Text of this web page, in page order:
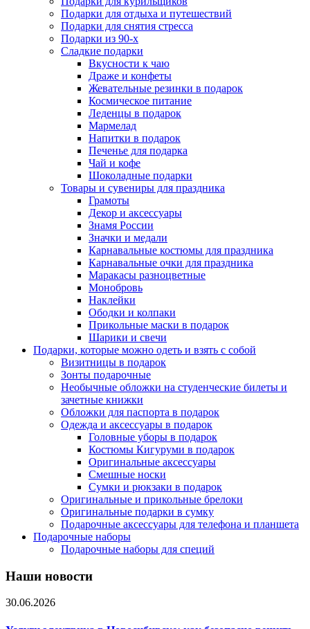
Подарки для отдыха и путешествий
Подарки для снятия стресса
Подарки из 90-х
Сладкие подарки
Вкусности к чаю
Драже и конфеты
Жевательные резинки в подарок
Космическое питание
Леденцы в подарок
Мармелад
Напитки в подарок
Печенье для подарка
Чай и кофе
Шоколадные подарки
Товары и сувениры для праздника
Грамоты
Декор и аксессуары
Знамя России
Значки и медали
Карнавальные костюмы для праздника
Карнавальные очки для праздника
Маракасы разноцветные
Монобровь
Наклейки
Ободки и колпаки
Прикольные маски в подарок
Шарики и свечи
Подарки, которые можно одеть и взять с собой
Визитницы в подарок
Зонты подарочные
Необычные обложки на студенческие билеты и
зачетные книжки
Обложки для паспорта в подарок
Одежда и аксессуары в подарок
Головные уборы в подарок
Костюмы Кигуруми в подарок
Оригинальные аксессуары
Смешные носки
Сумки и рюкзаки в подарок
Оригинальные и прикольные брелоки
Оригинальные подарки в сумку
Подарочные аксессуары для телефона и планшета
Подарочные наборы
Подарочные наборы для специй
Наши новости
30.06.2026